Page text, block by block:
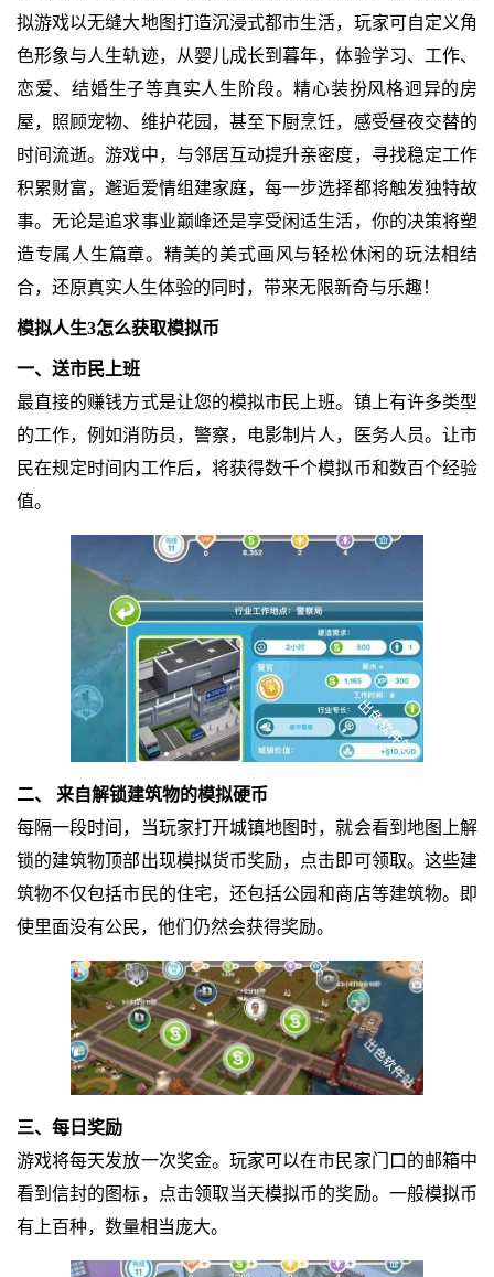
拟游戏以无缝大地图打造沉浸式都市生活，玩家可自定义角
色形象与人生轨迹，从婴儿成长到暮年，体验学习、工作、
恋爱、结婚生子等真实人生阶段。精心装扮风格迥异的房
屋，照顾宠物、维护花园，甚至下厨烹饪，感受昼夜交替的
时间流逝。游戏中，与邻居互动提升亲密度，寻找稳定工作
积累财富，邂逅爱情组建家庭，每一步选择都将触发独特故
事。无论是追求事业巅峰还是享受闲适生活，你的决策将塑
造专属人生篇章。精美的美式画风与轻松休闲的玩法相结
合，还原真实人生体验的同时，带来无限新奇与乐趣！
模拟人生3怎么获取模拟币
一、送市民上班
最直接的赚钱方式是让您的模拟市民上班。镇上有许多类型
的工作，例如消防员，警察，电影制片人，医务人员。让市
民在规定时间内工作后，将获得数千个模拟币和数百个经验
值。
二、 来自解锁建筑物的模拟硬币
每隔一段时间，当玩家打开城镇地图时，就会看到地图上解
锁的建筑物顶部出现模拟货币奖励，点击即可领取。这些建
筑物不仅包括市民的住宅，还包括公园和商店等建筑物。即
使里面没有公民，他们仍然会获得奖励。
三、每日奖励
游戏将每天发放一次奖金。玩家可以在市民家门口的邮箱中
看到信封的图标，点击领取当天模拟币的奖励。一般模拟币
有上百种，数量相当庞大。